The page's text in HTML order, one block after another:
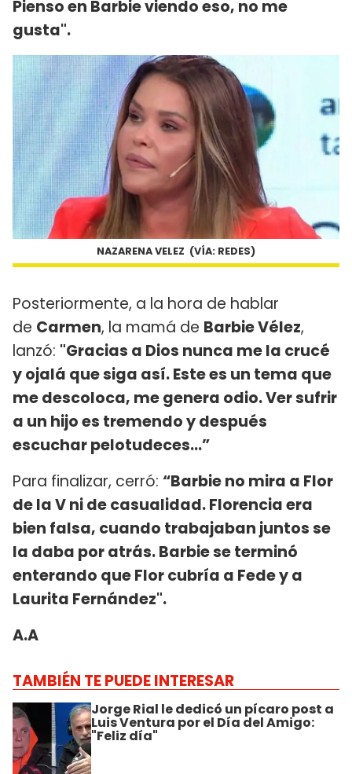
Pienso en Barbie viendo eso, no me
gusta".
NAZARENA VELEZ (VÍA: REDES)
Posteriormente, a la hora de hablar
de Carmen, la mamá de Barbie Vélez,
lanzó: "Gracias a Dios nunca me la crucé
y ojalá que siga así. Este es un tema que
me descoloca, me genera odio. Ver sufrir
a un hijo es tremendo y después
escuchar pelotudeces…”
Para finalizar, cerró: “Barbie no mira a Flor
de la V ni de casualidad. Florencia era
bien falsa, cuando trabajaban juntos se
la daba por atrás. Barbie se terminó
enterando que Flor cubría a Fede y a
Laurita Fernández".
A.A
TAMBIÉN TE PUEDE INTERESAR
Jorge Rial le dedicó un pícaro post a
Luis Ventura por el Día del Amigo:
"Feliz día"